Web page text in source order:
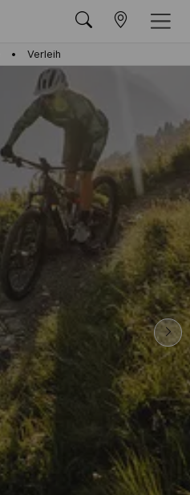
Verleih